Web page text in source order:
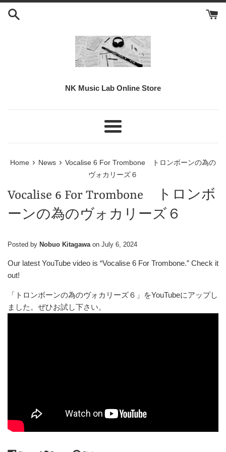
Skip
NK Music Lab Online Store
Menu
Home › News › Vocalise 6 For Trombone トロンボーンの為の
ヴォカリーズ６
Vocalise 6 For Trombone トロンボ
ーンの為のヴォカリーズ６
Posted by Nobuo Kitagawa on July 6, 2024
Our latest YouTube video is “Vocalise 6 For Trombone.” Check it
out!
「トロンボーンの為のヴォカリーズ６」をYouTubeにアップし
ました。ぜひお試し下さい。